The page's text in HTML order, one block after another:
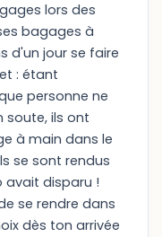
lors des
bagages à
d'un jour se faire
: étant
personne ne
soute, ils ont
à main dans le
se sont rendus
disparu !
se rendre dans
dès ton arrivée